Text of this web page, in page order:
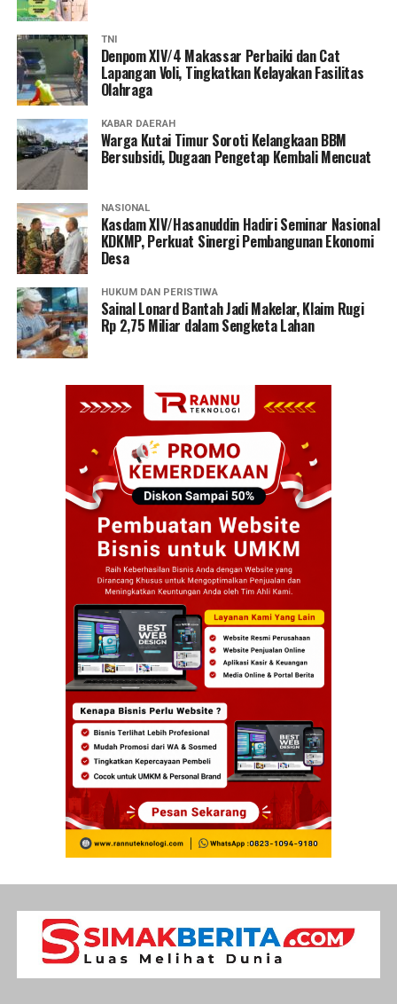
TNI
Denpom XIV/4 Makassar Perbaiki dan Cat
Lapangan Voli, Tingkatkan Kelayakan Fasilitas
Olahraga
KABAR DAERAH
Warga Kutai Timur Soroti Kelangkaan BBM
Bersubsidi, Dugaan Pengetap Kembali Mencuat
NASIONAL
Kasdam XIV/Hasanuddin Hadiri Seminar Nasional
KDKMP, Perkuat Sinergi Pembangunan Ekonomi
Desa
HUKUM DAN PERISTIWA
Sainal Lonard Bantah Jadi Makelar, Klaim Rugi
Rp 2,75 Miliar dalam Sengketa Lahan